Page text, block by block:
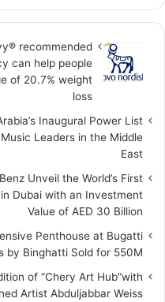
recommended
can help people
of 20.7% weight
loss
Inaugural Power List
Leaders in the Middle
East
Unveil the World’s First
Dubai with an Investment
Value of AED 30 Billion
Penthouse at Bugatti
by Binghatti Sold for 550M
of “Chery Art Hub”with
Artist Abduljabbar Weiss